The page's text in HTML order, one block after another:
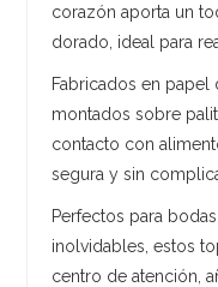
corazón aporta un
dorado, ideal para
Fabricados en
montados sobre
contacto con
segura y sin
Perfectos para
inolvidables, estos
centro de atención,